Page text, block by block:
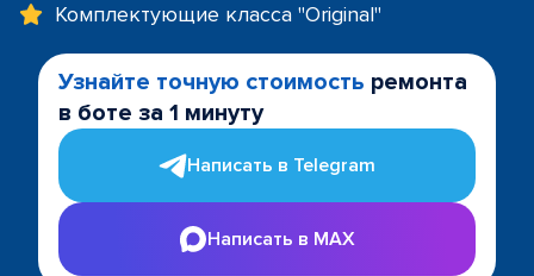
Комплектующие класса "Original"
Узнайте точную стоимость ремонта
в боте за 1 минуту
Написать в Telegram
Написать в MAX